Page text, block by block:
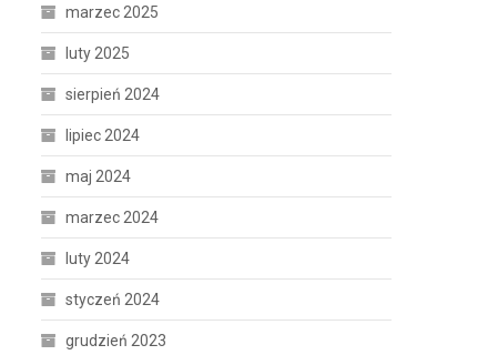
marzec 2025
luty 2025
sierpień 2024
lipiec 2024
maj 2024
marzec 2024
luty 2024
styczeń 2024
grudzień 2023